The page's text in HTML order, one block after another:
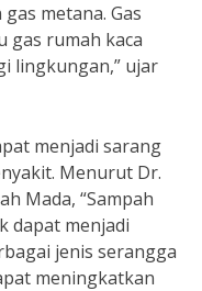
metana. Gas
gas rumah kaca
lingkungan,” ujar
menjadi sarang
Menurut Dr.
Mada, “Sampah
dapat menjadi
jenis serangga
meningkatkan